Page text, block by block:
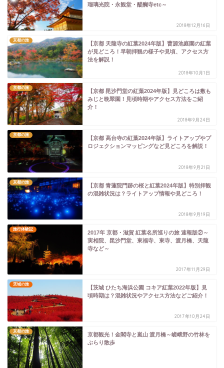
瑠璃光院・永観堂・醍醐寺etc～
2018年12月16日
京都の旅
【京都 天龍寺の紅葉2024年版】曹源池庭園の紅葉
が見どころ！早朝拝観の様子や見頃、アクセス方
法を解説！
2018年10月1日
京都の旅
【京都 毘沙門堂の紅葉2024年版】見どころは敷も
みじと晩翠園！見頃時期やアクセス方法をご紹
介！
2018年9月24日
京都の旅
【京都 高台寺の紅葉2024年版】ライトアップやプ
ロジェクションマッピングなど見どころを解説！
2018年9月21日
京都の旅
【京都 青蓮院門跡の桜と紅葉2024年版】特別拝観
の混雑状況は？ライトアップ情報や見どころ！
2018年9月19日
旅行体験記
2017年 京都・滋賀 紅葉名所巡りの旅 速報版②～
実相院、毘沙門堂、東福寺、東寺、渡月橋、天龍
寺など～
2017年11月29日
茨城の旅
【茨城 ひたち海浜公園 コキア紅葉2022年版】見
頃時期は？混雑状況やアクセス方法などご紹介！
2017年10月24日
京都の旅
京都観光！金閣寺と嵐山 渡月橋～嵯峨野の竹林を
ぶらり散歩